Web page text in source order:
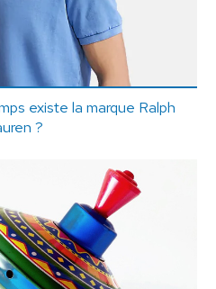
existe la marque Ralph
?